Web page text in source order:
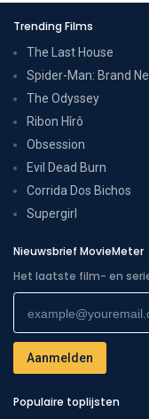
Trending Films
The Last House
Spider-Man: Brand
The Odyssey
Ribon Hîrô
Obsession
Evil Dead Burn
Corrida Dos Bichos
Supergirl
Nieuwsbrief MovieMeter
Het laatste film- en
Populaire toplijsten